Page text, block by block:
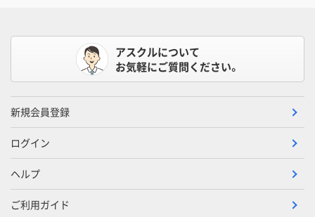
アスクルについて
お気軽にご質問ください。
新規会員登録
ログイン
ヘルプ
ご利用ガイド